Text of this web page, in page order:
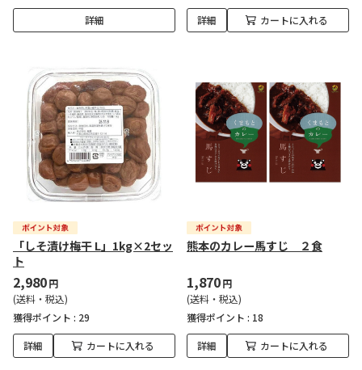
詳細 詳細 カートに入れる
「しそ漬け梅干 L」1kg×2セッ
ト
2,980円
(送料・税込)
獲得ポイント : 29
詳細 カートに入れる
熊本のカレー馬すじ ２食
1,870円
(送料・税込)
獲得ポイント : 18
詳細 カートに入れる